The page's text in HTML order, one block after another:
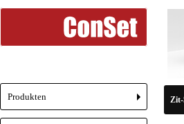
Zit-
+
Produkten